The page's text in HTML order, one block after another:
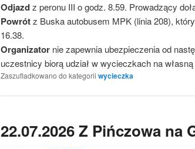
Odjazdz peronu III o godz. 8.59. Prowadzący
Powrótz Buska autobusem MPK (linia 208),
16.38.
Organizator nie zapewnia ubezpieczenia od
uczestnicy biorą udział w wycieczkach na
Zaszufladkowano do kategorii wycieczka
22.07.2026 Z Pińczowa na